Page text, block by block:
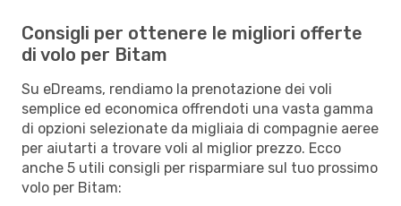
Consigli per ottenere le migliori offerte
di volo per Bitam
Su eDreams, rendiamo la prenotazione dei voli
semplice ed economica offrendoti una vasta gamma
di opzioni selezionate da migliaia di compagnie aeree
per aiutarti a trovare voli al miglior prezzo. Ecco
anche 5 utili consigli per risparmiare sul tuo prossimo
volo per Bitam: